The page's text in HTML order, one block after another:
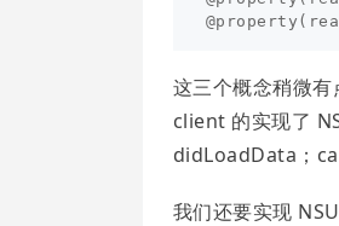
@property (
这三个概念稍微
client 的实现了
didLoadData；
我们还要实现